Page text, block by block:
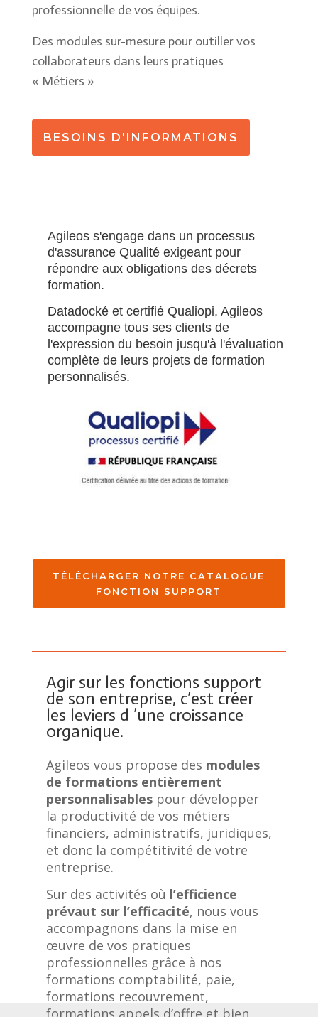
professionnelle de vos équipes.
Des modules sur-mesure pour outiller vos
collaborateurs dans leurs pratiques
« Métiers »
BESOINS D'INFORMATIONS
Agileos s'engage dans un processus
d'assurance Qualité exigeant pour
répondre aux obligations des décrets
formation.
Datadocké et certifié Qualiopi, Agileos
accompagne tous ses clients de
l'expression du besoin jusqu'à l'évaluation
complète de leurs projets de formation
personnalisés.
TÉLÉCHARGER NOTRE CATALOGUE
FONCTION SUPPORT
Agir sur les fonctions support
de son entreprise, c’est créer
les leviers d ’une croissance
organique.
Agileos vous propose des modules
de formations entièrement
personnalisablespour développer
la productivité de vos métiers
financiers, administratifs, juridiques,
et donc la compétitivité de votre
entreprise.
Sur des activités où l’efficience
prévaut sur l’efficacité, nous vous
accompagnons dans la mise en
œuvre de vos pratiques
professionnelles grâce à nos
formations comptabilité, paie,
formations recouvrement,